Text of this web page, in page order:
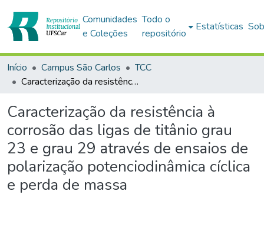
Comunidades
e Coleções
Todo o
repositório
Estatísticas
Início Campus São Carlos
TCC
Caracterização da resistência à corrosão das ligas de titânio grau 23 e grau 29 através de ensaios de polarização potenciodinâmica cíclica e perda de massa
Caracterização da resistência à
corrosão das ligas de titânio grau
23 e grau 29 através de ensaios de
polarização potenciodinâmica cíclica
e perda de massa